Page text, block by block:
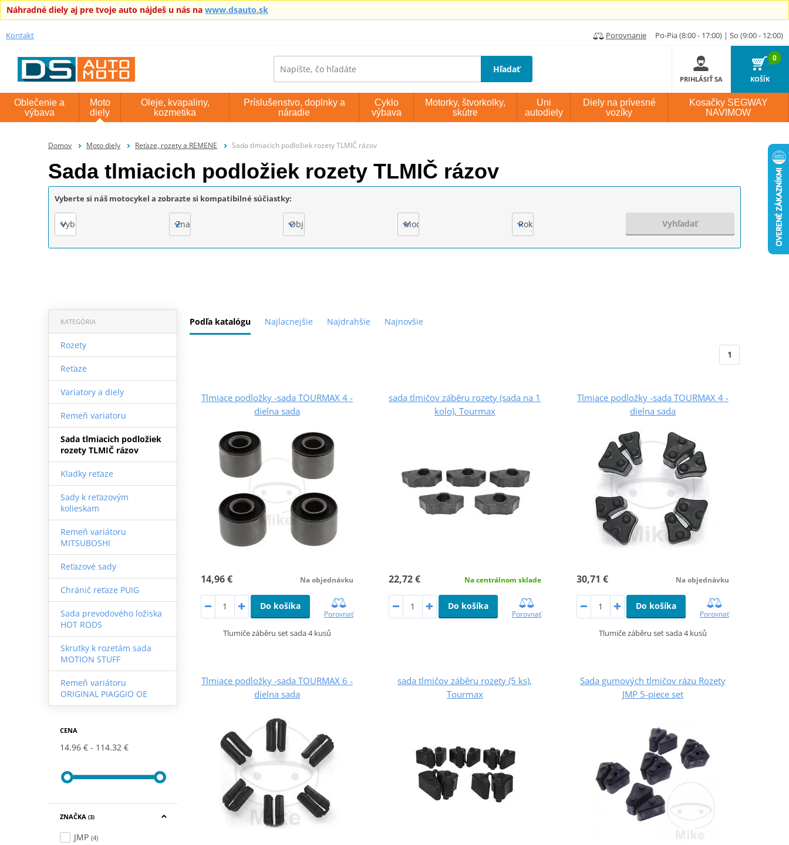
Náhradné diely aj pre tvoje auto nájdeš u nás na www.dsauto.sk
Kontakt Porovnanie Po-Pia (8:00 - 17:00) | So (9:00 - 12:00)
Hľadať
PRIHLÁSIŤ SA
0
KOŠÍK
Oblečenie a
výbava
Moto
diely
Oleje, kvapaliny,
kozmetika
Príslušenstvo, doplnky a
náradie
Cyklo
výbava
Motorky, štvorkolky,
skútre
Uni
autodiely
Diely na prívesné
vozíky
Kosačky SEGWAY
NAVIMOW
Domov Moto diely Reťaze, rozety a REMENE Sada tlmiacich podložiek rozety TLMIČ rázov
Sada tlmiacich podložiek rozety TLMIČ rázov
Vyberte si náš motocykel a zobrazte si kompatibilné súčiastky:
Vyberte Značka Objem motora Model Rok výroby Vyhľadať
Podľa katalógu Najlacnejšie Najdrahšie Najnovšie
KATEGÓRIA
Rozety
Reťaze
Variatory a diely
Remeň variatoru
Sada tlmiacich podložiek
rozety TLMIČ rázov
Kladky reťaze
Sady k reťazovým
kolieskam
Remeň variátoru
MITSUBOSHI
Reťazové sady
Chránič reťaze PUIG
Sada prevodového ložiska
HOT RODS
Skrutky k rozetám sada
MOTION STUFF
Remeň variátoru
ORIGINAL PIAGGIO OE
CENA
14.96 € 114.32 €
ZNAČKA (3)
JMP (4)
1
Tlmiace podložky -sada TOURMAX 4 -
dielna sada
14,96 € Na objednávku
Do košíka
Porovnať
Tlumiče záběru set sada 4 kusů
sada tlmičov záběru rozety (sada na 1
kolo), Tourmax
22,72 € Na centrálnom sklade
Do košíka
Porovnať
Tlmiace podložky -sada TOURMAX 4 -
dielna sada
30,71 € Na objednávku
Do košíka
Porovnať
Tlumiče záběru set sada 4 kusů
Tlmiace podložky -sada TOURMAX 6 -
dielna sada
sada tlmičov záběru rozety (5 ks),
Tourmax
Sada gumových tlmičov rázu Rozety
JMP 5-piece set